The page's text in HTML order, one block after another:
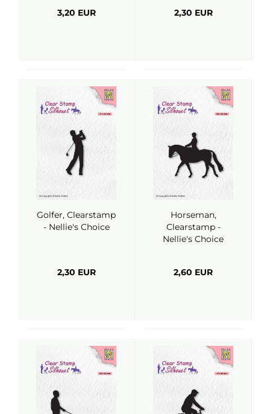
3,20 EUR
2,30 EUR
Golfer, Clearstamp
- Nellie's Choice
2,30 EUR
Horseman,
Clearstamp -
Nellie's Choice
2,60 EUR